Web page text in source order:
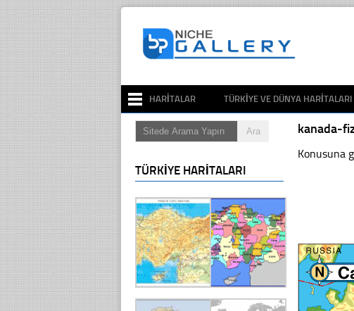
HARITALAR TÜRKIYE VE DÜNYA HARITALARI
kanada-
Konusuna
TÜRKIYE HARITALARI